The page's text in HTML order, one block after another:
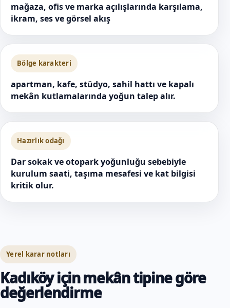
mağaza, ofis ve marka açılışlarında karşılama,
ikram, ses ve görsel akış
Bölge karakteri
apartman, kafe, stüdyo, sahil hattı ve kapalı
mekân kutlamalarında yoğun talep alır.
Hazırlık odağı
Dar sokak ve otopark yoğunluğu sebebiyle
kurulum saati, taşıma mesafesi ve kat bilgisi
kritik olur.
Yerel karar notları
Kadıköy için mekân tipine göre
değerlendirme